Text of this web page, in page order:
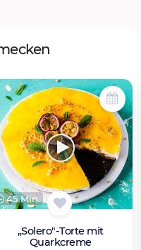
45 Min.
„Solero"-Torte mit
Quarkcreme